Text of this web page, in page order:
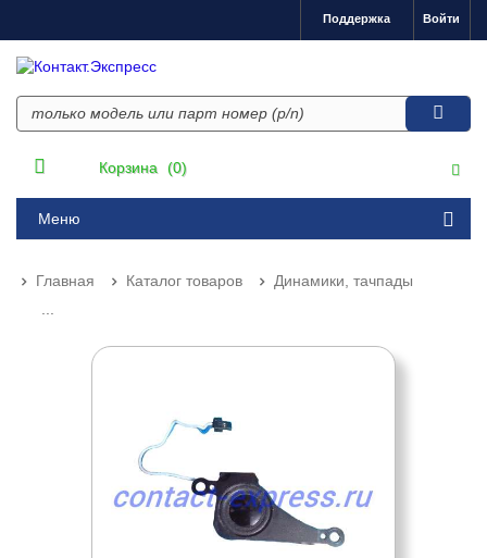
Войти
Поддержка
Корзина (0)
Меню
Главная Каталог товаров
Динамики, тачпады